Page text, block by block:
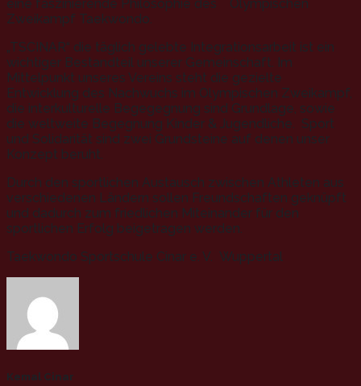
eine faszinierende Philosophie des Olympischen
Zweikampf Taekwondo.
„TSCINAR“ die täglich gelebte Integrationsarbeit ist ein
wichtiger Bestandteil unserer Gemeinschaft. Im
Mittelpunkt unseres Vereins steht die gezielte
Entwicklung des Nachwuchs im Olympischen Zweikampf,
die interkulturelle Begegegnung sind Grundlage, sowie
die weltweite Begegnung Kinder & Jugendliche. Sport
und Solidarität sind zwei Grundsteine auf denen unser
Konzept beruht.
Durch den sportlichen Austausch zwischen Athleten aus
verschiedenen Ländern sollen Freundschaften geknüpft
und dadurch zum friedlichen Miteinander für den
sportlichen Erfolg beigetragen werden.
Taekwondo Sportschule Cinar e. V. Wuppertal
Kemal Cinar